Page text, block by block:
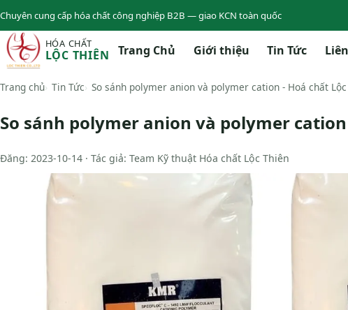
Chuyên cung cấp hóa chất công nghiệp B2B — giao KCN toàn quốc
HÓA CHẤT
LỘC THIÊN Trang Chủ Giới thiệu Tin Tức
Trang chủ Tin Tức So sánh polymer anion và polymer cation - Hoá chất
So sánh polymer anion và polymer
Đăng: 2023-10-14 · Tác giả: Team Kỹ thuật Hóa chất Lộc Thiên